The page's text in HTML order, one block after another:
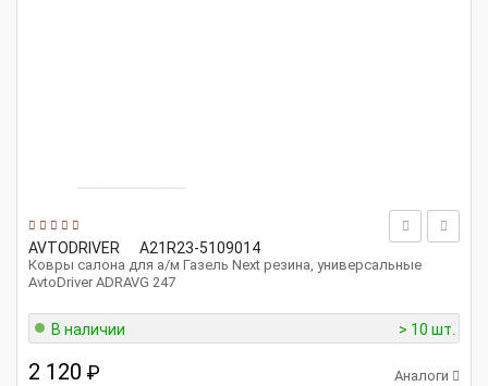
AVTODRIVER A21R23-5109014
Ковры салона для а/м Газель Next резина, универсальные
AvtoDriver ADRAVG 247
В наличии > 10 шт.
2 120 ₽ Аналоги